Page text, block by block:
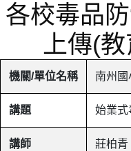
各校毒品
上傳(
機關/單位名稱 南州國
講題 始業式
講師 莊柏青